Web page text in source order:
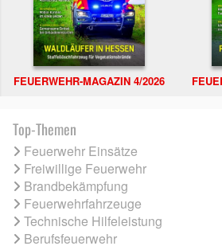
FEUERWEHR-MAGAZIN 4/2026
Top-Themen
Feuerwehr Einsätze
Freiwillige Feuerwehr
Brandbekämpfung
Feuerwehrfahrzeuge
Technische Hilfeleistung
Berufsfeuerwehr